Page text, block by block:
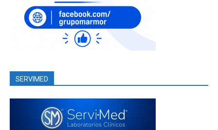
SERVIMED